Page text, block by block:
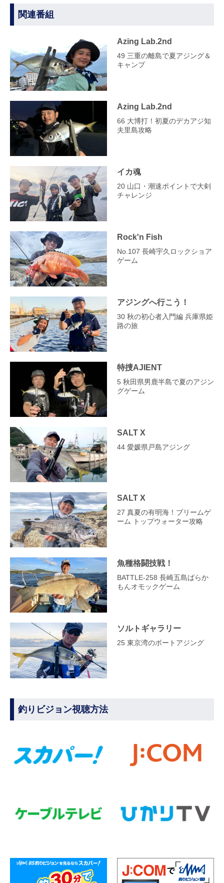
関連番組
Azing Lab.2nd
49 三重の離島で夏アジング＆
キャンプ
Azing Lab.2nd
66 大博打！初夏のデカアジ知
夫里島攻略
イカ魂
20 山口・潮速ポイントで大剣
チャレンジ
Rock'n Fish
No.107 長崎宇久ロックショア
ゲーム
アジングへ行こう！
30 秋の初心者入門編 兵庫県姫
路の旅
特捜AJIENT
5 秋田県男鹿半島で夏のアジン
グゲーム
SALT X
44 愛媛県戸島アジング
SALT X
27 真夏の有明海！ブリームゲ
ーム トップウォーター攻略
魚種格闘技戦！
BATTLE-258 長崎五島ばらか
もんオモックゲーム
ソルトギャラリー
25 東京湾のボートアジング
釣りビジョン視聴方法